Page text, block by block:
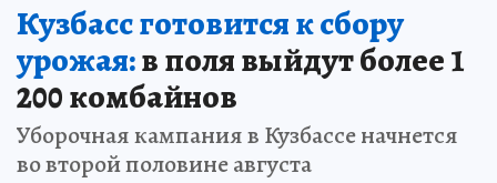
Кузбасс готовится к сбору
урожая:в поля выйдут более 1
200 комбайнов
Уборочная кампания в Кузбассе начнется
во второй половине августа